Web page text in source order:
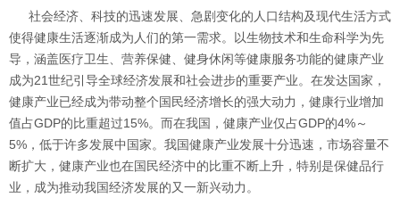
社会经济、科技的迅速发展、急剧变化的人口结构及现代生活方式
使得健康生活逐渐成为人们的第一需求。以生物技术和生命科学为先
导，涵盖医疗卫生、营养保健、健身休闲等健康服务功能的健康产业
成为21世纪引导全球经济发展和社会进步的重要产业。在发达国家，
健康产业已经成为带动整个国民经济增长的强大动力，健康行业增加
值占GDP的比重超过15%。而在我国，健康产业仅占GDP的4%～
5%，低于许多发展中国家。我国健康产业发展十分迅速，市场容量不
断扩大，健康产业也在国民经济中的比重不断上升，特别是保健品行
业，成为推动我国经济发展的又一新兴动力。